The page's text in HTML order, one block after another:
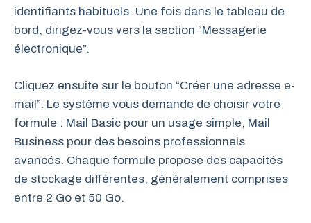
identifiants habituels. Une fois dans le tableau de
bord, dirigez-vous vers la section “Messagerie
électronique”.
Cliquez ensuite sur le bouton “Créer une adresse e-
mail”. Le système vous demande de choisir votre
formule : Mail Basic pour un usage simple, Mail
Business pour des besoins professionnels
avancés. Chaque formule propose des capacités
de stockage différentes, généralement comprises
entre 2 Go et 50 Go.